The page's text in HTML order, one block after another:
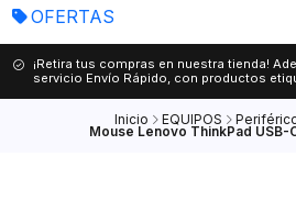
OFERTAS
¡Retira tus compras en nuestra tienda!
servicio Envío Rápido, con productos
Inicio EQUIPOS
Mouse Lenovo ThinkPad USB-